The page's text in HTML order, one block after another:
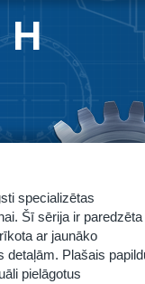
H
specializētas
Šī sērija ir paredzēta
ar jaunāko
detaļām. Plašais
pielāgotus